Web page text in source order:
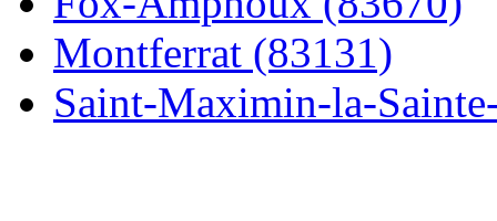
Montferrat (83131)
Saint-Maximin-la-